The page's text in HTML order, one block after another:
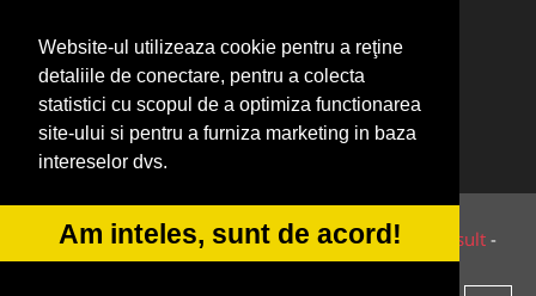
Website-ul utilizeaza cookie pentru a reţine
detaliile de conectare, pentru a colecta
statistici cu scopul de a optimiza functionarea
site-ului si pentru a furniza marketing in baza
intereselor dvs.
Am inteles, sunt de acord!
Cabinet-Individual.ro
Medic-Bun.com
Oftalmologul.ro
Stomatologul.com
© 2014-2026 Powered byVilonMedia&Tokaido Consult -
ANPC SOL